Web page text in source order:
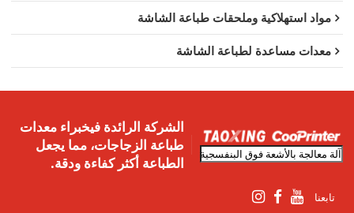
مواد استهلاكية وملحقات طباعة الشاشة
معدات مساعدة لطباعة الشاشة
الشركة الرائدة فيخبراء معدات
طباعة الزجاجات، مما يجعل
الطباعة أكثر كفاءة ودقة.
تابعنا